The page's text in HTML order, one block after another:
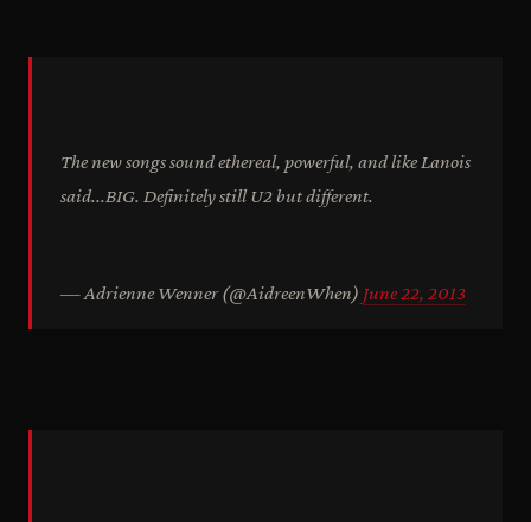
The new songs sound ethereal, powerful, and like Lanois
said...BIG. Definitely still U2 but different.
— Adrienne Wenner (@AidreenWhen) June 22, 2013